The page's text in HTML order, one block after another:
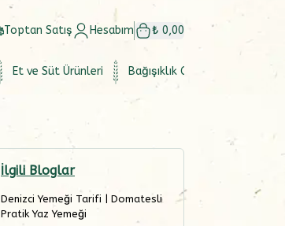
Toptan Satış Hesabım ₺ 0,00
Et ve Süt Ürünleri Bağışıklık Güçlendirici
İlgili Bloglar
Denizci Yemeği Tarifi | Domatesli
Pratik Yaz Yemeği